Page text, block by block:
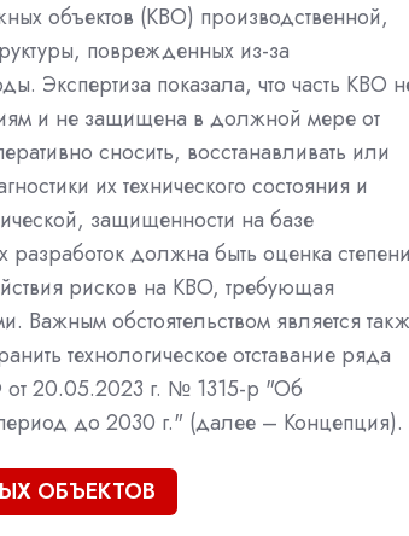
объектов (КВО) производственной,
поврежденных из-за
Экспертиза показала, что часть КВО
и не защищена в должной мере от
сносить, восстанавливать или
их технического состояния и
защищенности на базе
разработок должна быть оценка степени
рисков на КВО, требующая
Важным обстоятельством является
технологическое отставание ряда
от 20.05.2023 г. № 1315-р "Об
до 2030 г." (далее – Концепция).
ОБЪЕКТОВ